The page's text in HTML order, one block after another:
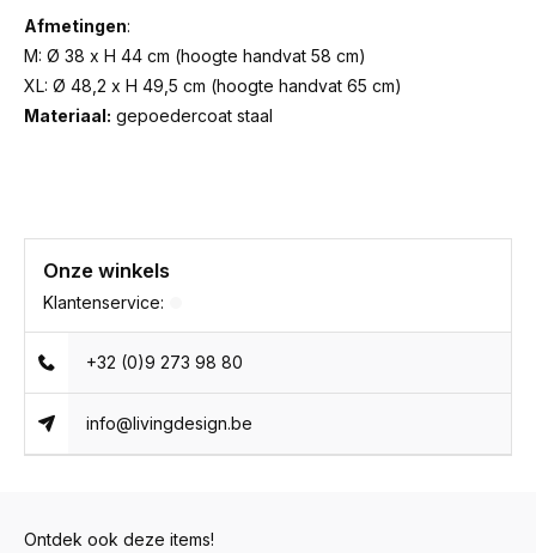
Afmetingen:
M: Ø 38 x H 44 cm (hoogte handvat 58 cm)
XL: Ø 48,2 x H 49,5 cm (hoogte handvat 65 cm)
Materiaal: gepoedercoat staal
Onze winkels
Klantenservice:
+32 (0)9 273 98 80
info@livingdesign.be
Ontdek ook deze items!